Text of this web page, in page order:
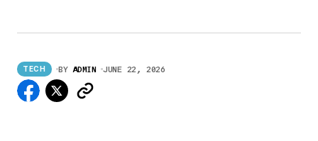
TECH BY ADMIN JUNE 22, 2026